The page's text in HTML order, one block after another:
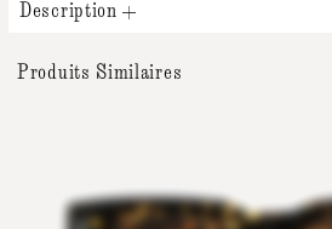
Description
Produits Similaires